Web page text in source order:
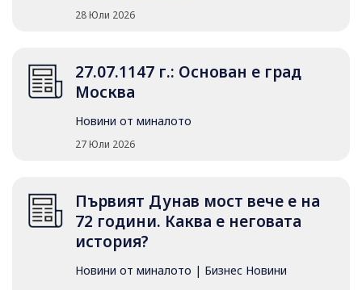
28 Юли 2026
27.07.1147 г.: Основан е град
Москва
Новини от миналото
27 Юли 2026
Първият Дунав мост вече е на
72 години. Каква е неговата
история?
Новини от миналото | Бизнес Новини